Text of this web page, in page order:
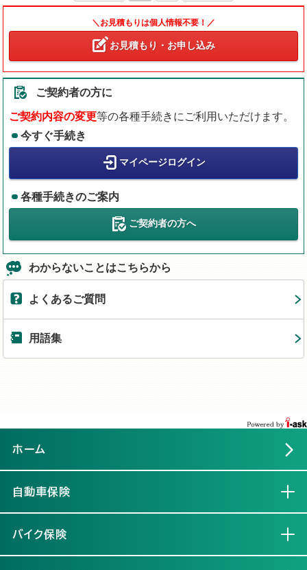
＼お見積もりは個人情報不要！／
お見積もり・お申し込み
ご契約者の方に
ご契約内容の変更等の各種手続きにご利用いただけます。
今すぐ手続き
マイページログイン
各種手続きのご案内
ご契約者の方へ
わからないことはこちらから
よくあるご質問
用語集
ホーム
自動車保険
バイク保険